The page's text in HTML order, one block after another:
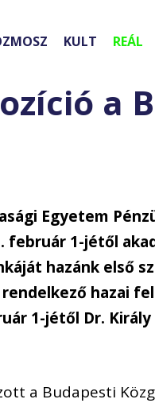
KULT REÁL
a
Egyetem
február 1-jétől
hazánk első
hazai
1-jétől Dr.
a Budapesti